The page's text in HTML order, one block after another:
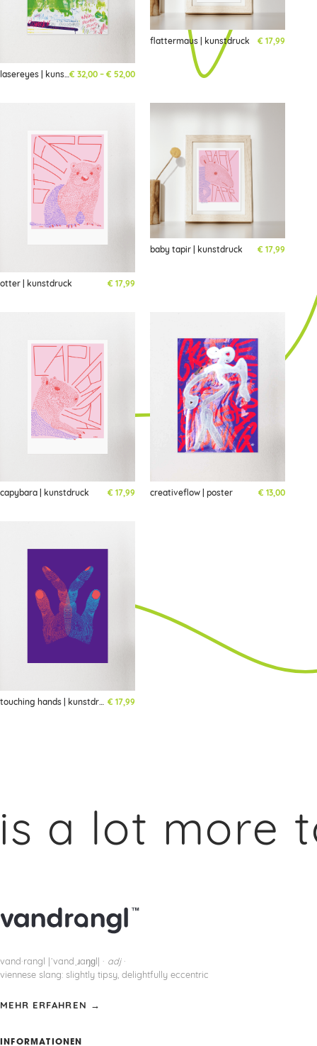
lasereyes | kunstdruck€ 32,00 –€ 52,00Preisspanne: € 32,00 bis € 52,00
flattermaus | kunstdruck € 17,99
otter | kunstdruck € 17,99
baby tapir | kunstdruck € 17,99
capybara | kunstdruck € 17,99 creativeflow | poster € 13,00
touching hands | kunstdruck € 17,99
lot more to
vand·rangl |ˈvandˌɹaŋɡl| · adj·
viennese slang: slightly tipsy, delightfully eccentric
MEHR ERFAHREN →
INFORMATIONEN